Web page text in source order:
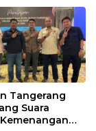
Tangerang
Suara